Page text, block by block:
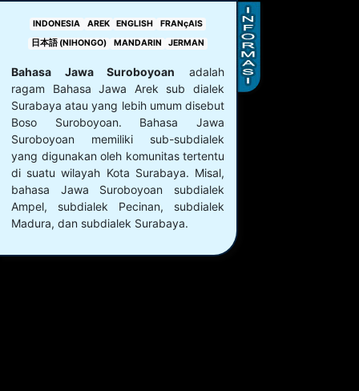
INDONESIA AREK ENGLISH
FRANçAIS
日本語 (NIHONGO)
MANDARIN JERMAN
Bahasa Jawa Suroboyoan adalah
ragam Bahasa Jawa Arek sub dialek
Surabaya atau yang lebih umum disebut
Boso Suroboyoan. Bahasa Jawa
Suroboyoan memiliki sub-subdialek
yang digunakan oleh komunitas tertentu
di suatu wilayah Kota Surabaya. Misal,
bahasa Jawa Suroboyoan subdialek
Ampel, subdialek Pecinan, subdialek
Madura, dan subdialek Surabaya.